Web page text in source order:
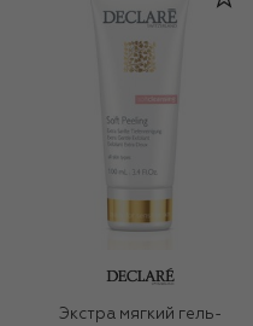
Экстра мягкий гель-